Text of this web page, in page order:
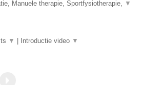
Manuele therapie, Sportfysiotherapie, ▼
▼ Introductie video ▼